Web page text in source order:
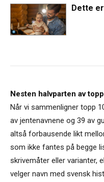
Dette
Nesten halvparten av
Når vi sammenligner topp
av jentenavnene og 39 av
altså forbausende likt
som ikke fantes på begge
skrivemåter eller varianter,
velger navn med svensk